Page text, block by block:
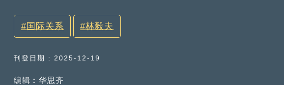
国际关系 林毅夫
刊登日期 : 2025-12-19
编辑︰华思齐